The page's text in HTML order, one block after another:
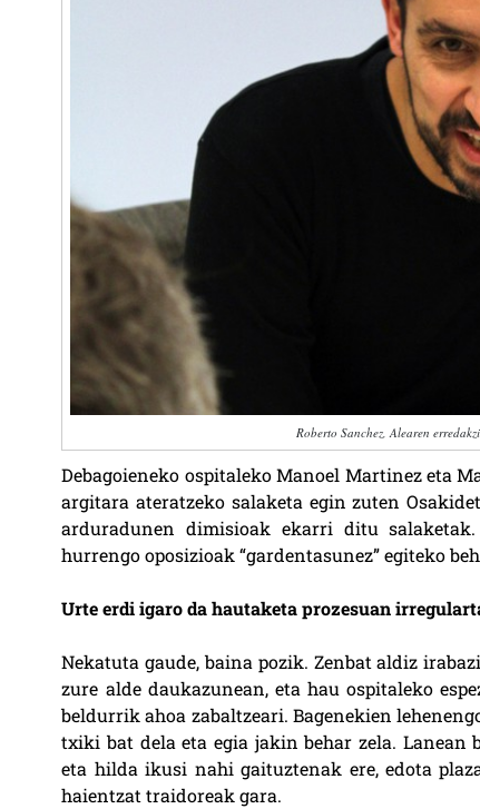
Roberto Sanchez, Alearen
Debagoieneko ospitaleko Manoel Martinez eta
argitara ateratzeko salaketa egin zuten
arduradunen dimisioak ekarri ditu
hurrengo oposizioak “gardentasunez” egiteko
Urte erdi igaro da hautaketa prozesuan
Nekatuta gaude, baina pozik. Zenbat aldiz
zure alde daukazunean, eta hau ospitaleko
beldurrik ahoa zabaltzeari. Bagenekien
txiki bat dela eta egia jakin behar zela. Lanean
eta hilda ikusi nahi gaituztenak ere, edota
haientzat traidoreak gara.